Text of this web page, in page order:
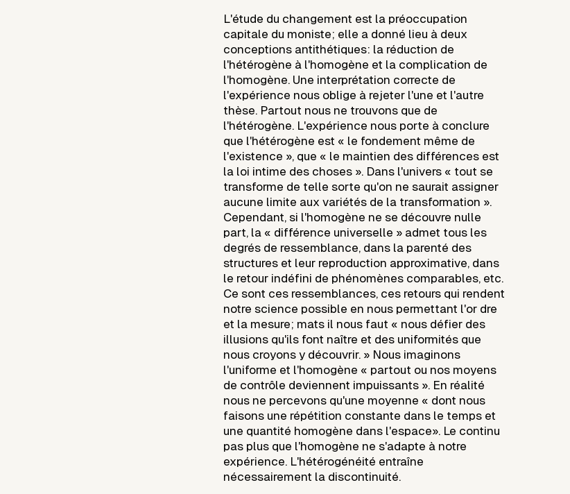
L'étude du changement est la préoccupation
capitale du moniste; elle a donné lieu à deux
conceptions antithétiques: la réduction de
l'hétérogène à l'homogène et la complication de
l'homogène. Une interprétation correcte de
l'expérience nous oblige à rejeter l'une et l'autre
thèse. Partout nous ne trouvons que de
l'hétérogène. L'expérience nous porte à conclure
que l'hétérogène est « le fondement même de
l'existence », que « le maintien des différences est
la loi intime des choses ». Dans l'univers « tout se
transforme de telle sorte qu'on ne saurait assigner
aucune limite aux variétés de la transformation ».
Cependant, si l'homogène ne se découvre nulle
part, la « différence universelle » admet tous les
degrés de ressemblance, dans la parenté des
structures et leur reproduction approximative, dans
le retour indéfini de phénomènes comparables, etc.
Ce sont ces ressemblances, ces retours qui rendent
notre science possible en nous permettant l'or dre
et la mesure; mats il nous faut « nous défier des
illusions qu'ils font naître et des uniformités que
nous croyons y découvrir. » Nous imaginons
l'uniforme et l'homogène « partout ou nos moyens
de contrôle deviennent impuissants ». En réalité
nous ne percevons qu'une moyenne « dont nous
faisons une répétition constante dans le temps et
une quantité homogène dans l'espace». Le continu
pas plus que l'homogène ne s'adapte à notre
expérience. L'hétérogénéité entraîne
nécessairement la discontinuité.